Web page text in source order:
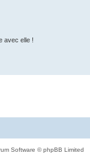
avec elle !
Software © phpBB Limited